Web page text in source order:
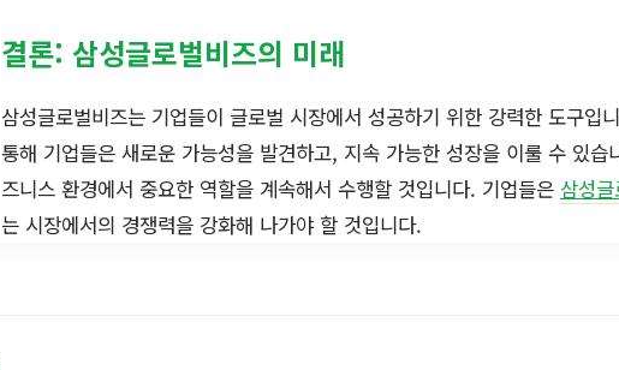
결론: 삼성글로벌비즈의 미래
삼성글로벌비즈는 기업들이 글로벌 시장에서 성공하기 위한 강력한 도구입
통해 기업들은 새로운 가능성을 발견하고, 지속 가능한 성장을 이룰 수 있
즈니스 환경에서 중요한 역할을 계속해서 수행할 것입니다. 기업들은 삼성
는 시장에서의 경쟁력을 강화해 나가야 할 것입니다.